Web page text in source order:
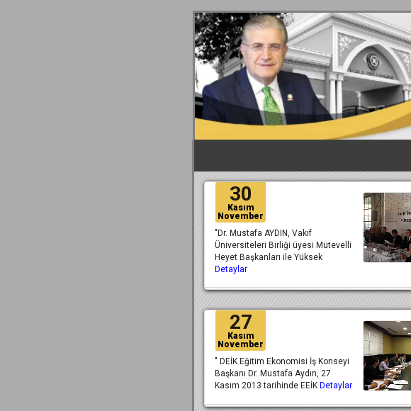
30
Kasım
November
"Dr. Mustafa AYDIN, Vakıf
Üniversiteleri Birliği üyesi Mütevelli
Heyet Başkanları ile Yüksek
Detaylar
27
Kasım
November
" DEİK Eğitim Ekonomisi İş Konseyi
Başkanı Dr. Mustafa Aydın, 27
Kasım 2013 tarihinde EEİK Detaylar